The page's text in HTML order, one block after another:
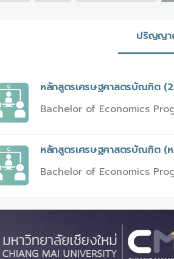
ปริญญา
หลักสูตรเศรษฐศาสตรบัณฑิต
Bachelor of Economics
หลักสูตรเศรษฐศาสตรบัณฑิต (
Bachelor of Economics